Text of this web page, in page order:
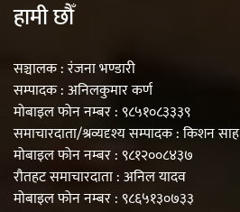
हामी छौँ
सञ्चालक : रंजना भण्डारी
सम्पादक : अनिलकुमार कर्ण
मोबाइल फोन नम्बर : ९८५१०८३३३९
समाचारदाता/श्रव्यदृश्य सम्पादक : किशन साह
मोबाइल फोन नम्बर : ९८१२००८४३७
रौतहट समाचारदाता : अनिल यादव
मोबाइल फोन नम्बर : ९८६५१३०७३३